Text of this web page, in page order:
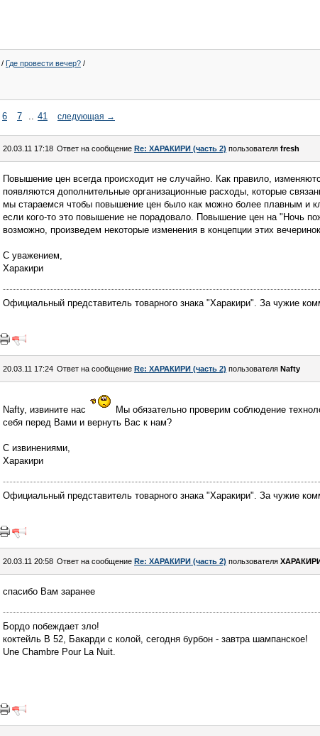
/ Где провести вечер? /
6 7 .. 41 следующая →
20.03.11 17:18 Ответ на сообщение Re: ХАРАКИРИ (часть 2) пользователя fresh
Повышение цен всегда происходит не случайно. Как правило,
появляются дополнительные организационные расходы, которые
мы стараемся чтобы повышение цен было как можно более плавным и
если кого-то это повышение не порадовало. Повышение цен на "Ночь
возможно, произведем некоторые изменения в концепции этих
С уважением,
Харакири
Официальный представитель товарного знака "Харакири". За чужие
20.03.11 17:24 Ответ на сообщение Re: ХАРАКИРИ (часть 2) пользователя Nafty
Nafty, извините нас
Мы обязательно проверим соблюдение
себя перед Вами и вернуть Вас к нам?
С извинениями,
Харакири
Официальный представитель товарного знака "Харакири". За чужие
20.03.11 20:58 Ответ на сообщение Re: ХАРАКИРИ (часть 2) пользователя
спасибо Вам заранее
Бордо побеждает зло!
коктейль В 52, Бакарди с колой, сегодня бурбон - завтра шампанское!
Une Chambre Pour La Nuit.